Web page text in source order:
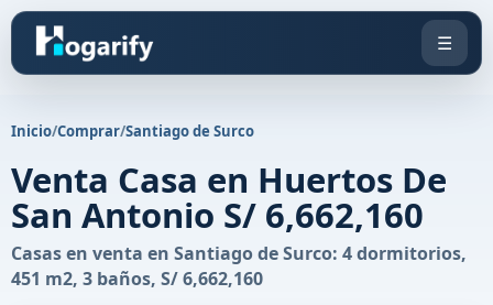
☰
Inicio/Comprar/Santiago de Surco
Venta Casa en Huertos De
San Antonio S/ 6,662,160
Casas en venta en Santiago de Surco: 4 dormitorios,
451 m2, 3 baños, S/ 6,662,160